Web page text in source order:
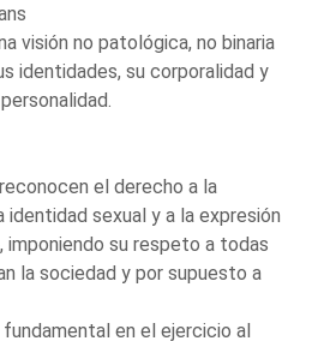
visión no patológica, no binaria
identidades, su corporalidad y
el derecho a la
sexual y a la expresión
imponiendo su respeto a todas
la sociedad y por supuesto a
en el ejercicio al